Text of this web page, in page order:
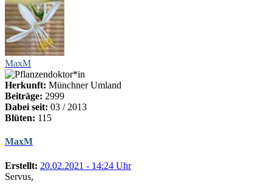
MaxM
Herkunft: Münchner Umland
Beiträge: 2999
Dabei seit: 03 / 2013
Blüten: 115
MaxM
Erstellt: 20.02.2021 - 14:24 Uhr
Servus,